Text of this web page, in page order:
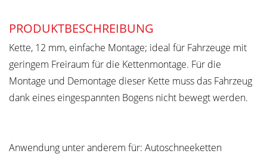
PRODUKTBESCHREIBUNG
Kette, 12 mm, einfache Montage; ideal für Fahrzeuge mit
geringem Freiraum für die Kettenmontage. Für die
Montage und Demontage dieser Kette muss das Fahrzeug
dank eines eingespannten Bogens nicht bewegt werden.
Anwendung unter anderem für: Autoschneeketten